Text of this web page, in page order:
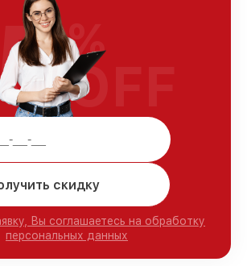
скидку
Вы соглашаетесь на обработку
персональных данных
%
OFF